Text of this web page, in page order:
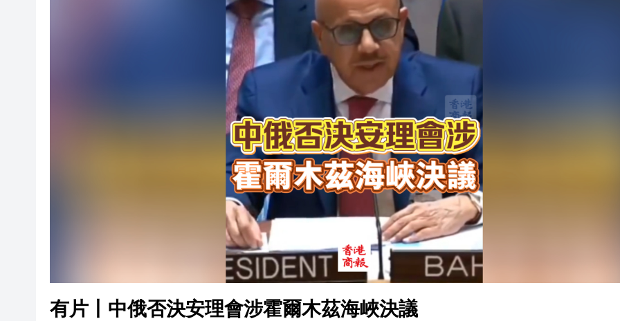
鄧炳強：香港仍面對國安風險 將採取六大策略打擊「軟對抗」
伊朗：霍爾木茲海峽將開放兩周
中俄在聯合國安理會否決涉霍爾木茲海峽決議草案
有片丨中俄否決安理會涉霍爾木茲海峽決議